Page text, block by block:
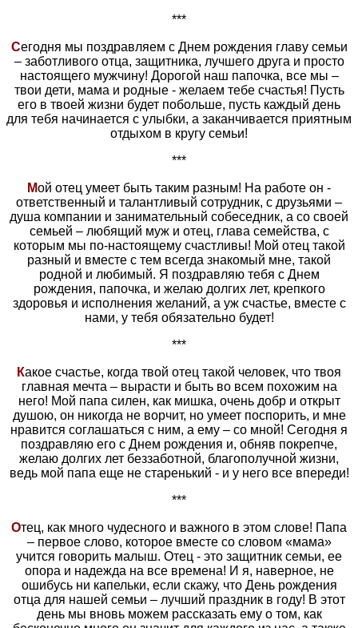
***
Сегодня мы поздравляем с Днем рождения главу семьи
– заботливого отца, защитника, лучшего друга и просто
настоящего мужчину! Дорогой наш папочка, все мы –
твои дети, мама и родные - желаем тебе счастья! Пусть
его в твоей жизни будет побольше, пусть каждый день
для тебя начинается с улыбки, а заканчивается приятным
отдыхом в кругу семьи!
***
Мой отец умеет быть таким разным! На работе он -
ответственный и талантливый сотрудник, с друзьями –
душа компании и занимательный собеседник, а со своей
семьей – любящий муж и отец, глава семейства, с
которым мы по-настоящему счастливы! Мой отец такой
разный и вместе с тем всегда знакомый мне, такой
родной и любимый. Я поздравляю тебя с Днем
рождения, папочка, и желаю долгих лет, крепкого
здоровья и исполнения желаний, а уж счастье, вместе с
нами, у тебя обязательно будет!
***
Какое счастье, когда твой отец такой человек, что твоя
главная мечта – вырасти и быть во всем похожим на
него! Мой папа силен, как мишка, очень добр и открыт
душою, он никогда не ворчит, но умеет поспорить, и мне
нравится соглашаться с ним, а ему – со мной! Сегодня я
поздравляю его с Днем рождения и, обняв покрепче,
желаю долгих лет беззаботной, благополучной жизни,
ведь мой папа еще не старенький - и у него все впереди!
***
Отец, как много чудесного и важного в этом слове! Папа
– первое слово, которое вместе со словом «мама»
учится говорить малыш. Отец - это защитник семьи, ее
опора и надежда на все времена! И я, наверное, не
ошибусь ни капельки, если скажу, что День рождения
отца для нашей семьи – лучший праздник в году! В этот
день мы вновь можем рассказать ему о том, как